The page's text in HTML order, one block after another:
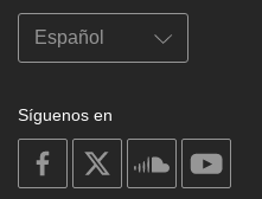
Síguenos en
on
facebook
soundcloud